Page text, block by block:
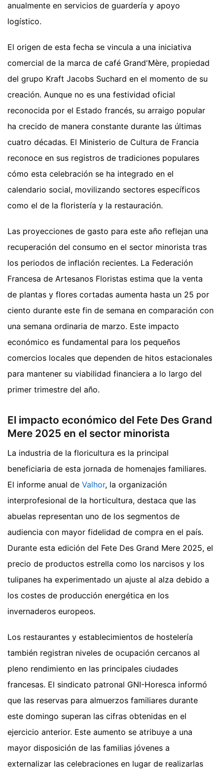
anualmente en servicios de guardería y apoyo
logístico.
El origen de esta fecha se vincula a una iniciativa
comercial de la marca de café Grand'Mère, propiedad
del grupo Kraft Jacobs Suchard en el momento de su
creación. Aunque no es una festividad oficial
reconocida por el Estado francés, su arraigo popular
ha crecido de manera constante durante las últimas
cuatro décadas. El Ministerio de Cultura de Francia
reconoce en sus registros de tradiciones populares
cómo esta celebración se ha integrado en el
calendario social, movilizando sectores específicos
como el de la floristería y la restauración.
Las proyecciones de gasto para este año reflejan una
recuperación del consumo en el sector minorista tras
los periodos de inflación recientes. La Federación
Francesa de Artesanos Floristas estima que la venta
de plantas y flores cortadas aumenta hasta un 25 por
ciento durante este fin de semana en comparación con
una semana ordinaria de marzo. Este impacto
económico es fundamental para los pequeños
comercios locales que dependen de hitos estacionales
para mantener su viabilidad financiera a lo largo del
primer trimestre del año.
El impacto económico del Fete Des Grand
Mere 2025 en el sector minorista
La industria de la floricultura es la principal
beneficiaria de esta jornada de homenajes familiares.
El informe anual de Valhor, la organización
interprofesional de la horticultura, destaca que las
abuelas representan uno de los segmentos de
audiencia con mayor fidelidad de compra en el país.
Durante esta edición del Fete Des Grand Mere 2025, el
precio de productos estrella como los narcisos y los
tulipanes ha experimentado un ajuste al alza debido a
los costes de producción energética en los
invernaderos europeos.
Los restaurantes y establecimientos de hostelería
también registran niveles de ocupación cercanos al
pleno rendimiento en las principales ciudades
francesas. El sindicato patronal GNI-Horesca informó
que las reservas para almuerzos familiares durante
este domingo superan las cifras obtenidas en el
ejercicio anterior. Este aumento se atribuye a una
mayor disposición de las familias jóvenes a
externalizar las celebraciones en lugar de realizarlas